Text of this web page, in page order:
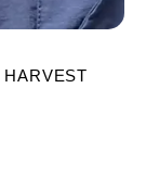
HARVEST